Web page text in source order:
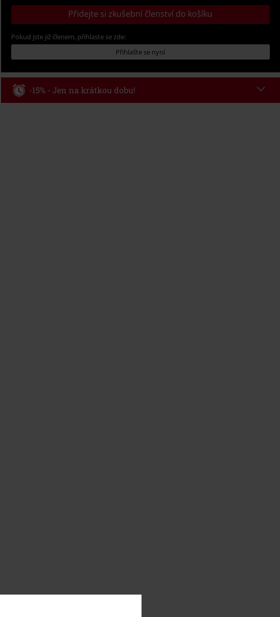
Přidejte si zkušební členství do košíku
Pokud jste již členem, přihlaste se zde:
Přihlašte se nyní
-15% - Jen na krátkou dobu!